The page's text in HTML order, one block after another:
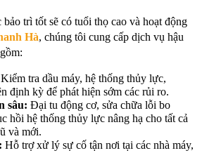
trì tốt sẽ có tuổi thọ cao và hoạt động
Hà, chúng tôi cung cấp dịch vụ hậu
Kiểm tra dầu máy, hệ thống thủy lực,
định kỳ để phát hiện sớm các rủi ro.
sâu: Đại tu động cơ, sửa chữa lỗi bo
hồi hệ thống thủy lực nâng hạ cho tất cả
và mới.
Hỗ trợ xử lý sự cố tận nơi tại các nhà máy,